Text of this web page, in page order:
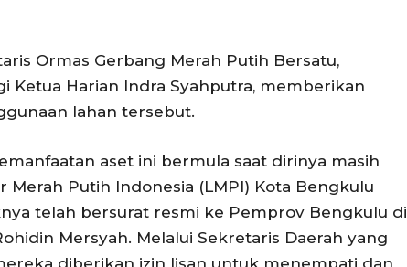
Ormas Gerbang Merah Putih Bersatu,
Ketua Harian Indra Syahputra, memberikan
lahan tersebut.
aset ini bermula saat dirinya masih
Merah Putih Indonesia (LMPI) Kota Bengkulu
telah bersurat resmi ke Pemprov Bengkulu di
Mersyah. Melalui Sekretaris Daerah yang